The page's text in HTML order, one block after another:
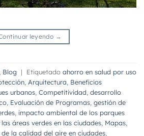
leyendo →
Blog | Etiquetado ahorro en salud por uso
Arquitectura Beneficios
urbanos Competitividad desarrollo
Evaluación de Programas gestión de
impacto ambiental de los parques
áreas verdes en las ciudades Mapas
la calidad del aire en ciudades